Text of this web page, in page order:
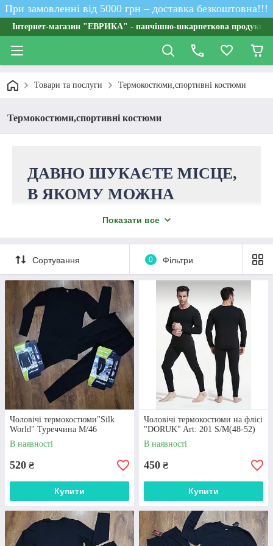
При замовленні від 5000 грн – доставка безкоштовна!!!
Інтернет-магазин "ЕВРИКА" - панчішно-шкарпеткова продукція
Товари та послуги Термокостюми,спортивні костюми
Термокостюми,спортивні костюми
ДАВНО ШУКАЄТЕ МІСЦЕ,
В ЯКОМУ МОЖНА
ПРИДБАТИ ЯКІСНІ,
СПОРТИВНІ КОСТЮМИ
ЧОЛОВІЧІ ЧИ ЖІНОЧІ?
Раді вітати вас в інтернет-магазині
“Еврика”!
Уже понад 15 років ми займаємося продажем
українського та турецького трикотажу. У нашому
асортименті ви знайдете
шкарпеткидля жінок та
чоловіків, спортивні костюми, термобілизну, колготи,
гетри, футболки та безліч інших товарів.
Перейти до вибору
Переваги нашої продукції
Показати все
Сортування 0 Фільтри
Чоловічі термокостюми"Silk
World" Туреччина M/46
В наявності
520 ₴
Купити
Чоловічі термокостюми на флісі
"DORUK" Art: 201 S/M(48-52)
В наявності
450 ₴
Купити